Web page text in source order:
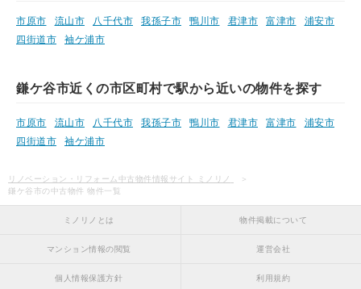
市原市 流山市 八千代市 我孫子市 鴨川市 君津市 富津市
浦安市
四街道市
袖ケ浦市
鎌ケ谷市近くの市区町村で駅から近いの物件を探す
市原市 流山市 八千代市 我孫子市 鴨川市 君津市 富津市
浦安市
四街道市
袖ケ浦市
リノベーション・リフォーム中古物件情報サイト ミノリノ
鎌ケ谷市の中古物件 物件一覧
ミノリノとは 物件掲載について
マンション情報の閲覧 運営会社
個人情報保護方針 利用規約